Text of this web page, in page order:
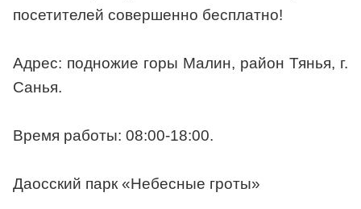
посетителей совершенно бесплатно!
Адрес: подножие горы Малин, район Тянья, г.
Санья.
Время работы: 08:00-18:00.
Даосский парк «Небесные гроты»